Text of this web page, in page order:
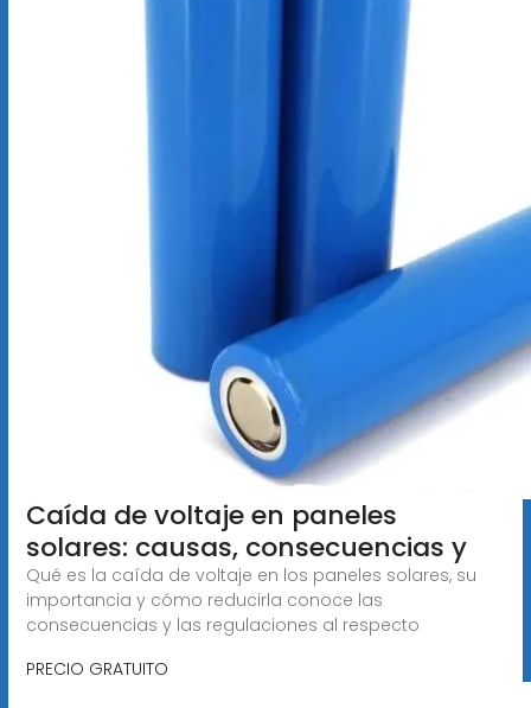
Caída de voltaje en paneles
solares: causas, consecuencias y
Qué es la caída de voltaje en los paneles solares, su
importancia y cómo reducirla conoce las
consecuencias y las regulaciones al respecto
PRECIO GRATUITO